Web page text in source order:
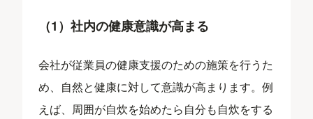
（1）社内の健康意識が高まる
会社が従業員の健康支援のための施策を行うた
め、自然と健康に対して意識が高まります。例
えば、周囲が自炊を始めたら自分も自炊をする